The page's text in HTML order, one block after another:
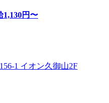
1,130円〜
1 イオン久御山2F